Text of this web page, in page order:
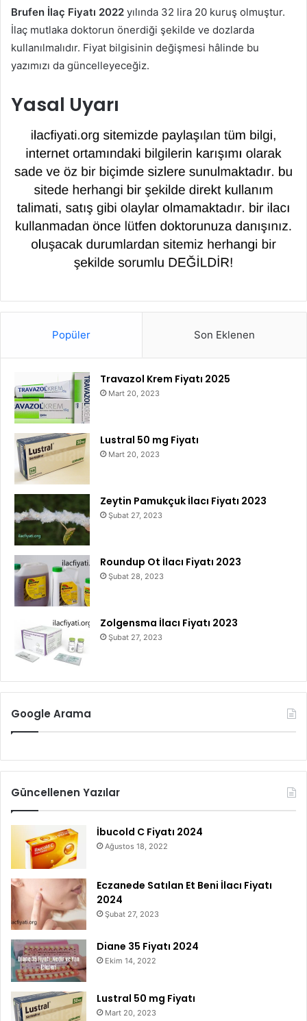
Brufen İlaç Fiyatı 2022 yılında 32 lira 20 kuruş olmuştur.
İlaç mutlaka doktorun önerdiği şekilde ve dozlarda
kullanılmalıdır. Fiyat bilgisinin değişmesi hâlinde bu
yazımızı da güncelleyeceğiz.
Yasal Uyarı
Popüler Son Eklenen
Travazol Krem Fiyatı 2025
Mart 20, 2023
Lustral 50 mg Fiyatı
Mart 20, 2023
Zeytin Pamukçuk İlacı Fiyatı 2023
Şubat 27, 2023
Roundup Ot İlacı Fiyatı 2023
Şubat 28, 2023
Zolgensma İlacı Fiyatı 2023
Şubat 27, 2023
Google Arama
Güncellenen Yazılar
İbucold C Fiyatı 2024
Ağustos 18, 2022
Eczanede Satılan Et Beni İlacı Fiyatı
2024
Şubat 27, 2023
Diane 35 Fiyatı 2024
Ekim 14, 2022
Lustral 50 mg Fiyatı
Mart 20, 2023